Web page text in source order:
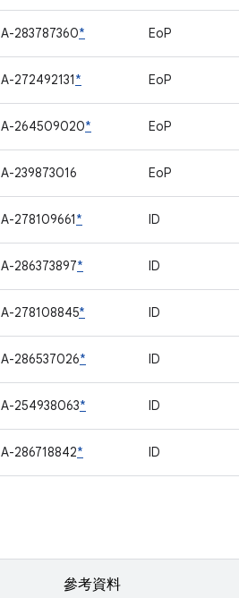
A-283787360* EoP
A-272492131* EoP
A-264509020* EoP
A-239873016 EoP
A-278109661* ID
A-286373897* ID
A-278108845* ID
A-286537026* ID
A-254938063* ID
A-286718842* ID
參考資料